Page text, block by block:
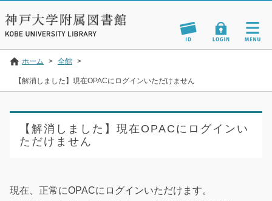
ホーム > 全館 >
【解消しました】現在OPACにログインいただけません
【解消しました】現在OPACにログインい
ただけません
現在、正常にOPACにログインいただけます。